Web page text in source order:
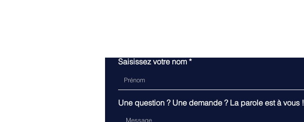
Saisissez votre nom
Une question ? Une demande ? La parole est à vous !